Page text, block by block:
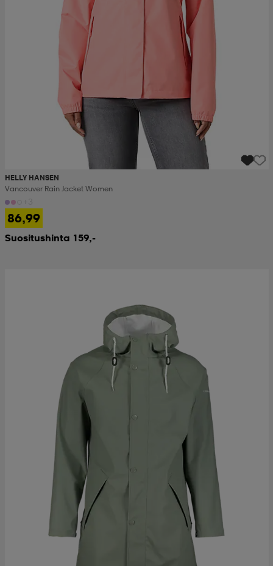
HELLY HANSEN
Vancouver Rain Jacket Women
86,99
Suositushinta 159,-